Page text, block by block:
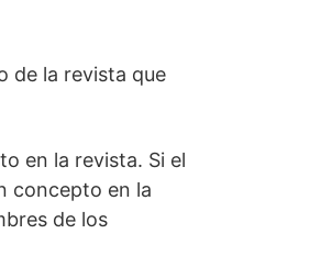
de la revista que
en la revista. Si el
concepto en la
de los